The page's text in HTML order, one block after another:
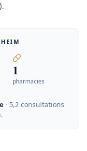
1
pharmacies
· 5,2 consultations
.